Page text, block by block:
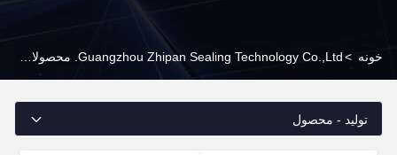
خونه >
تولید - محصول